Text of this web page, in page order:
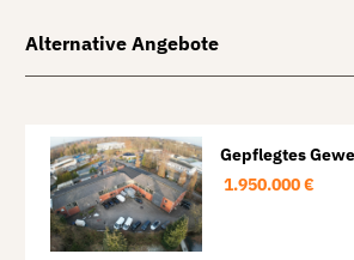
Alternative Angebote
Gepflegtes
Produktions-/
1.950.000 €